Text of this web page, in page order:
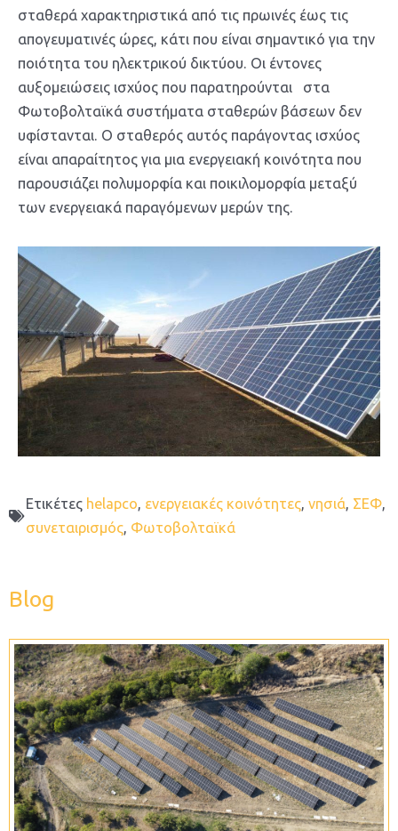
σταθερά χαρακτηριστικά από τις πρωινές έως τις
απογευματινές ώρες, κάτι που είναι σημαντικό για την
ποιότητα του ηλεκτρικού δικτύου. Οι έντονες
αυξομειώσεις ισχύος που παρατηρούνται στα
Φωτοβολταϊκά συστήματα σταθερών βάσεων δεν
υφίστανται. Ο σταθερός αυτός παράγοντας ισχύος
είναι απαραίτητος για μια ενεργειακή κοινότητα που
παρουσιάζει πολυμορφία και ποικιλομορφία μεταξύ
των ενεργειακά παραγόμενων μερών της.
Ετικέτες helapco, ενεργειακές κοινότητες, νησιά, ΣΕΦ,
συνεταιρισμός, Φωτοβολταϊκά
Blog